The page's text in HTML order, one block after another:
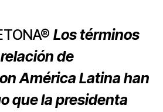
Los términos
de
América Latina han
que la presidenta